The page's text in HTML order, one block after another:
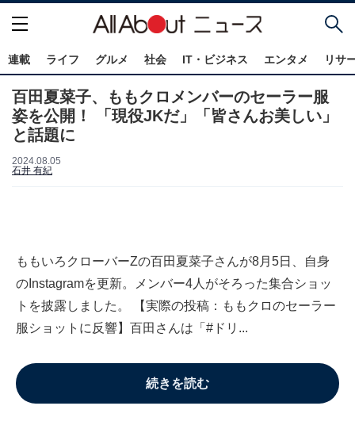
連載 ライフ グルメ 社会 IT・ビジネス エンタメ リサ
百田夏菜子、ももクロメンバーのセーラー服
姿を公開！ 「現役JKだ」「皆さんお美しい」
と話題に
2024.08.05
石井 有紀
ももいろクローバーZの百田夏菜子さんが8月5日、自身
のInstagramを更新。メンバー4人がそろった集合ショッ
トを披露しました。 【実際の投稿：ももクロのセーラー
服ショットに反響】百田さんは「#ドリ...
続きを読む